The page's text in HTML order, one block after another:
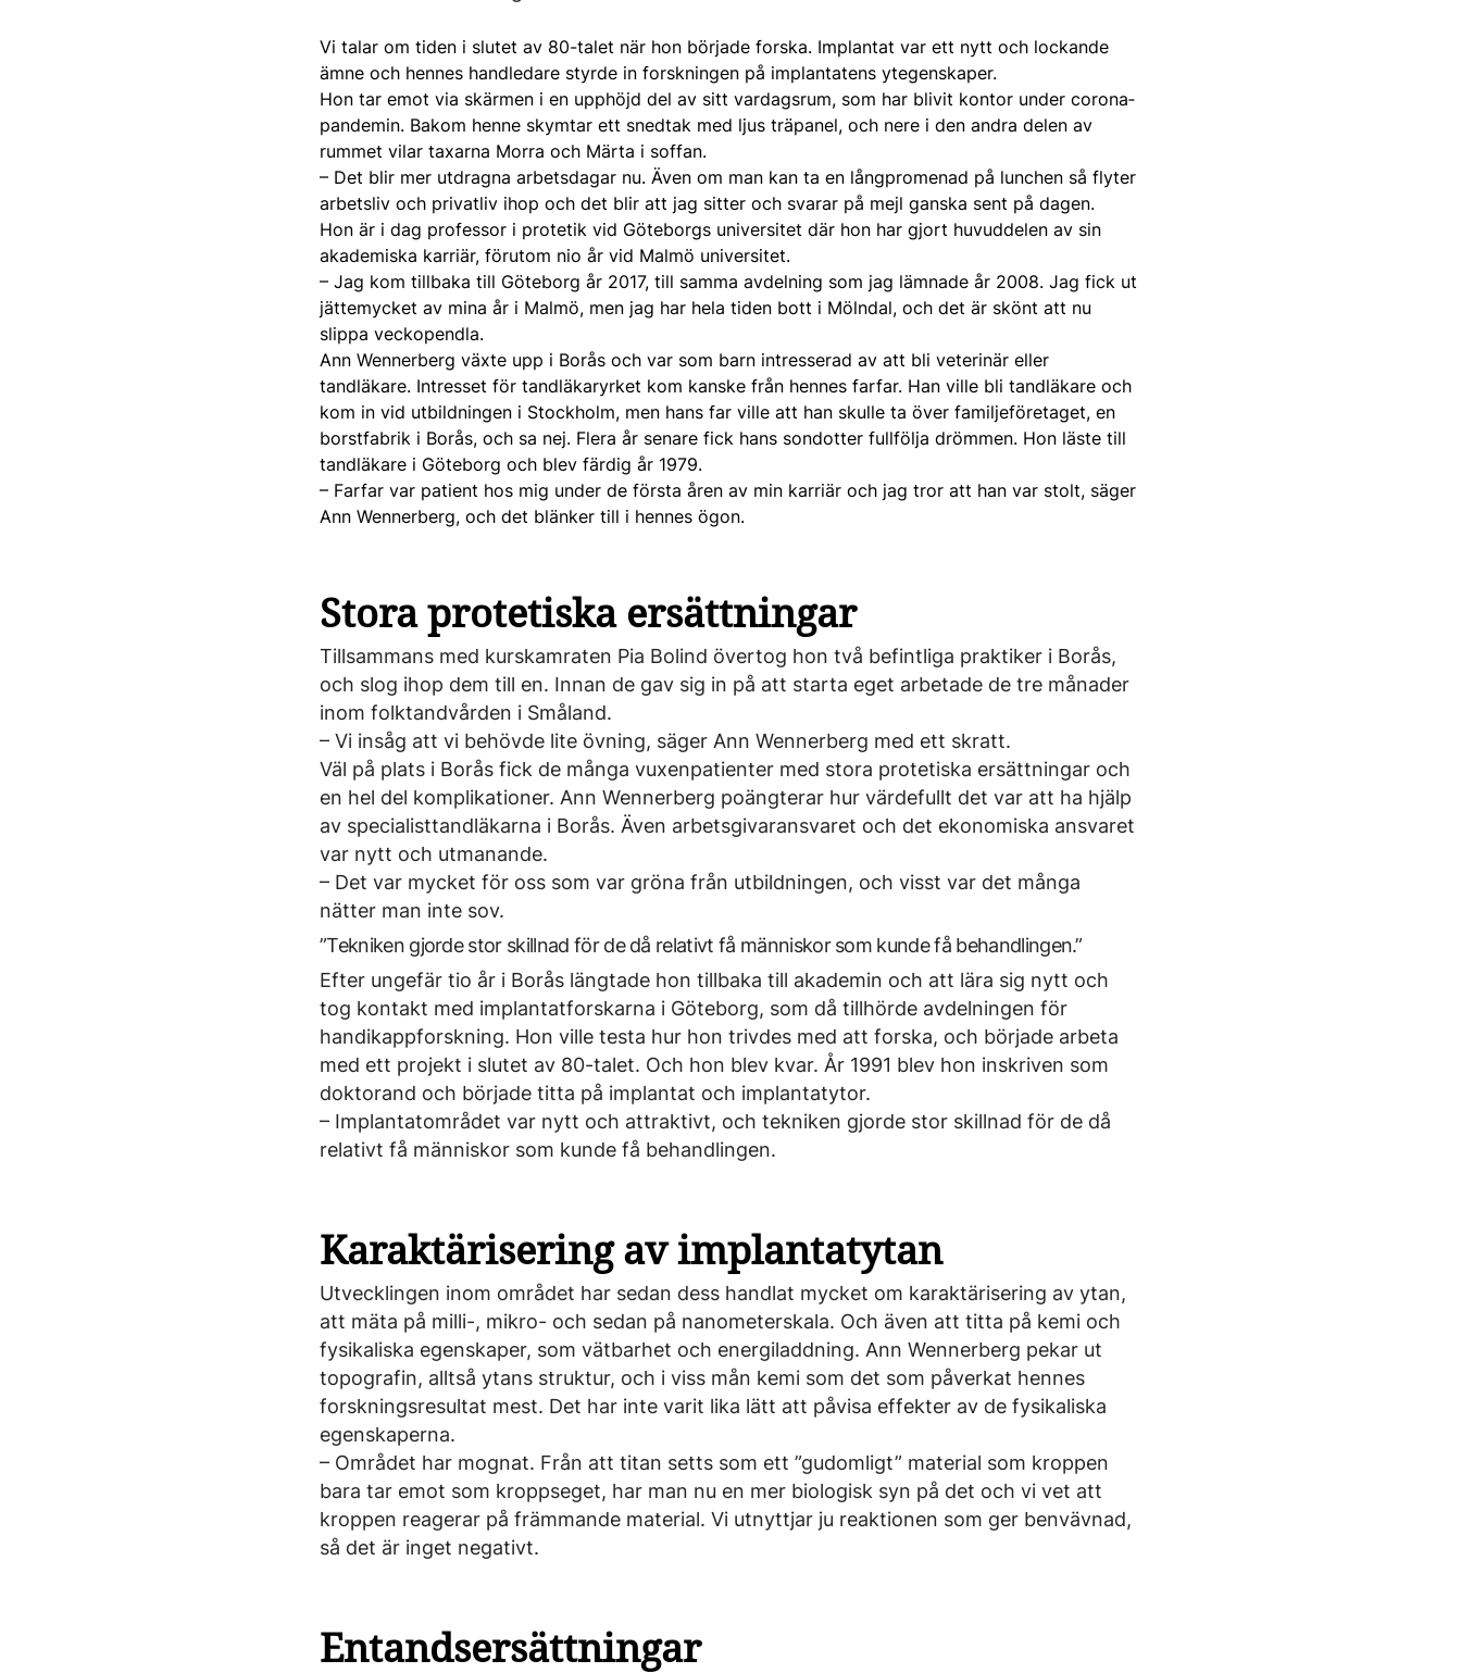
Vi talar om tiden i slutet av 80-talet när hon började forska. Implantat var ett nytt och lockande
ämne och hennes handledare styrde in forskningen på implantatens ytegenskaper.
Hon tar emot via skärmen i en upphöjd del av sitt vardagsrum, som har blivit kontor under corona­
pandemin. Bakom henne skymtar ett snedtak med ljus träpanel, och nere i den andra delen av
rummet vilar taxarna Morra och ­Märta i soffan.
– Det blir mer utdragna arbetsdagar nu. Även om man kan ta en långpromenad på lunchen så flyter
arbetsliv och privatliv ihop och det blir att jag sitter och svarar på mejl ganska sent på ­dagen.
Hon är i dag professor i protetik vid Göteborgs universitet där hon har gjort huvuddelen av sin
akademiska karriär, förutom nio år vid Malmö universitet.
– Jag kom tillbaka till Göteborg år 2017, till samma avdelning som jag lämnade år 2008. Jag fick ut
jättemycket av mina år i Malmö, men jag har hela tiden bott i Mölndal, och det är skönt att nu
slippa veckopendla.
Ann Wennerberg växte upp i Borås och var som barn intresserad av att bli veterinär eller
tandläkare. Intresset för tandläkaryrket kom kanske från hennes farfar. Han ville bli tandläkare och
kom in vid utbildningen i Stockholm, men hans far ville att han skulle ta över familjeföretaget, en
borstfabrik i Borås, och sa nej. Flera år senare fick hans sondotter fullfölja drömmen. Hon läste till
tandläkare i Göteborg och blev färdig år 1979.
– Farfar var patient hos mig under de första åren av min karriär och jag tror att han var stolt, säger
Ann Wennerberg, och det blänker till i hennes ögon.
Stora protetiska ersättningar
Tillsammans med kurskamraten Pia Bolind övertog hon två befintliga praktiker i Borås,
och slog ihop dem till en. Innan de gav sig in på att starta eget arbetade de tre månader
inom folktandvården i Småland.
– Vi insåg att vi behövde lite övning, säger Ann Wennerberg med ett skratt.
Väl på plats i Borås fick de många vuxen­patienter med stora protetiska ersättningar och
en hel del komplikationer. Ann Wennerberg poängterar hur värdefullt det var att ha hjälp
av specialisttandläkarna i Borås. Även arbets­givar­ansvaret och det ekonomiska ansvaret
var nytt och utmanande.
– Det var mycket för oss som var gröna från utbildningen, och visst var det många
nätter man inte sov.
”Tekniken gjorde stor skillnad för de då relativt få människor som kunde få behandlingen.”
Efter ungefär tio år i Borås längtade hon tillbaka till akademin och att lära sig nytt och
tog kontakt med implantatforskarna i Göteborg, som då tillhörde avdelningen för
handikappforskning. Hon ville testa hur hon trivdes med att forska, och började arbeta
med ett projekt i slutet av 80-talet. Och hon blev kvar. År 1991 blev hon inskriven som
doktorand och började titta på implantat och implantatytor.
– Implantatområdet var nytt och attraktivt, och tekniken gjorde stor skillnad för de då
relativt få människor som kunde få behandlingen.
Karaktärisering av implantatytan
Utvecklingen inom området har sedan dess handlat mycket om karaktärisering av ytan,
att mäta på milli-, mikro- och sedan på nanometerskala. Och även att titta på kemi och
fysikaliska egenskaper, som vätbarhet och energiladdning. Ann Wennerberg pekar ut
topografin, alltså ytans struktur, och i viss mån kemi som det som påverkat hennes
forskningsresultat mest. Det har inte varit lika lätt att påvisa effekter av de fysikaliska
egenskaperna.
– Området har mognat. Från att titan setts som ett ”gudomligt” material som kroppen
bara tar emot som kroppseget, har man nu en mer biologisk syn på det och vi vet att
kroppen reagerar på främmande material. Vi utnyttjar ju reaktionen som ger benvävnad,
så det är inget negativt.
Entandsersättningar